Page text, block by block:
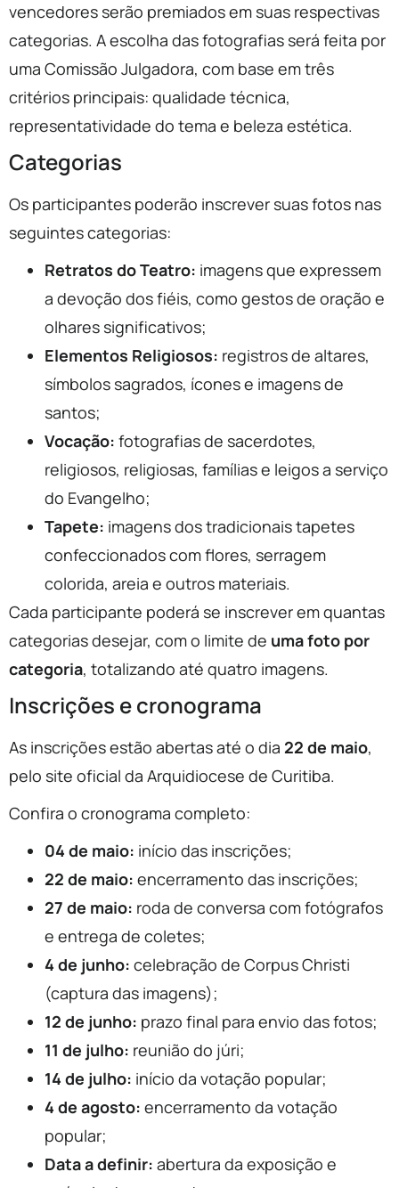
vencedores serão premiados em suas respectivas
categorias. A escolha das fotografias será feita por
uma Comissão Julgadora, com base em três
critérios principais: qualidade técnica,
representatividade do tema e beleza estética.
Categorias
Os participantes poderão inscrever suas fotos nas
seguintes categorias:
Retratos do Teatro: imagens que expressem
a devoção dos fiéis, como gestos de oração e
olhares significativos;
Elementos Religiosos: registros de altares,
símbolos sagrados, ícones e imagens de
santos;
Vocação: fotografias de sacerdotes,
religiosos, religiosas, famílias e leigos a serviço
do Evangelho;
Tapete: imagens dos tradicionais tapetes
confeccionados com flores, serragem
colorida, areia e outros materiais.
Cada participante poderá se inscrever em quantas
categorias desejar, com o limite de uma foto por
categoria, totalizando até quatro imagens.
Inscrições e cronograma
As inscrições estão abertas até o dia 22 de maio,
pelo site oficial da Arquidiocese de Curitiba.
Confira o cronograma completo:
04 de maio: início das inscrições;
22 de maio: encerramento das inscrições;
27 de maio: roda de conversa com fotógrafos
e entrega de coletes;
4 de junho: celebração de Corpus Christi
(captura das imagens);
12 de junho: prazo final para envio das fotos;
11 de julho: reunião do júri;
14 de julho: início da votação popular;
4 de agosto: encerramento da votação
popular;
Data a definir: abertura da exposição e